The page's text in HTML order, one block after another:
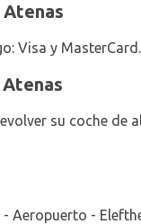
Visa y MasterCard.
su coche de
Aeropuerto -